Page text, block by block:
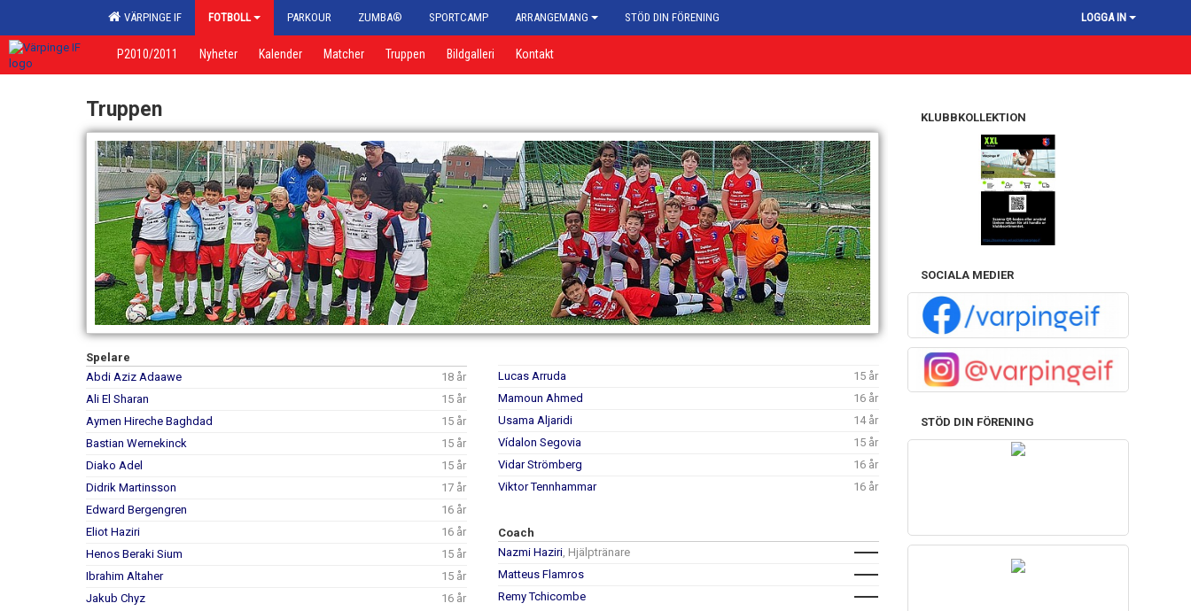
VÄRPINGE IF FOTBOLL PARKOUR ZUMBA® SPORTCAMP ARRANGEMANG STÖD DIN FÖRENING LOGGA IN
P2010/2011 Nyheter Kalender Matcher Truppen Bildgalleri Kontakt
Truppen
Spelare
Abdi Aziz Adaawe
18 år
Ali El Sharan
15 år
Aymen Hireche Baghdad
15 år
Bastian Wernekinck
15 år
Diako Adel
15 år
Didrik Martinsson
17 år
Edward Bergengren
16 år
Eliot Haziri
16 år
Henos Beraki Sium
15 år
Ibrahim Altaher
15 år
Jakub Chyz
16 år
Lucas Arruda
15 år
Mamoun Ahmed
16 år
Usama Aljaridi
14 år
Vídalon Segovia
15 år
Vidar Strömberg
16 år
Viktor Tennhammar
16 år
Coach
Nazmi Haziri, Hjälptränare
Matteus Flamros
Remy Tchicombe
KLUBBKOLLEKTION
SOCIALA MEDIER
STÖD DIN FÖRENING